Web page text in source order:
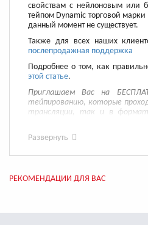
свойствам с нейлоновым или
тейпом Dynamic торговой марки
данный момент не существует.
Также для всех наших
послепродажная поддержка
Подробнее о том, как
этой статье.
Приглашаем Вас на
тейпированию, которые
трансляции, так и в
Развернуть
РЕКОМЕНДАЦИИ ДЛЯ ВАС